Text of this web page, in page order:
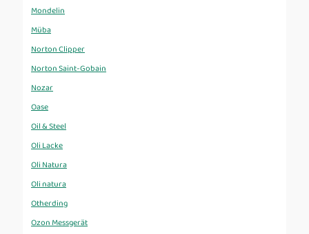
Mondelin
Müba
Norton Clipper
Norton Saint-Gobain
Nozar
Oase
Oil & Steel
Oli Lacke
Oli Natura
Oli natura
Otherding
Ozon Messgerät